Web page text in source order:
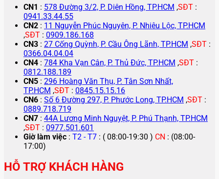
CN1 : 578 Đường 3/2, P. Diên Hồng, TP.HCM ,SĐT :
0941.33.44.55
CN2 : 11 Nguyễn Phúc Nguyên, P. Nhiêu Lộc, TP.HCM
,SĐT : 0909.186.168
CN3 : 27 Cống Quỳnh, P. Cầu Ông Lãnh, TP.HCM ,SĐT :
0366.04.04.04
CN4 : 784 Kha Vạn Cân, P. Thủ Đức, TP.HCM ,SĐT :
0812.188.189
CN5 : 296 Hoàng Văn Thụ, P. Tân Sơn Nhất,
TP.HCM ,SĐT : 0845.15.15.16
CN6 : Số 6 Đường 297, P. Phước Long, TP.HCM ,SĐT :
0889.718.719
CN7 : 44A Lương Minh Nguyệt, P. Phú Thạnh, TP.HCM
,SĐT : 0977.501.601
Giờ làm việc : T2 - T7 : ( 08:00-19:30 ) CN : (08:00-
17:00)
HỖ TRỢ KHÁCH HÀNG